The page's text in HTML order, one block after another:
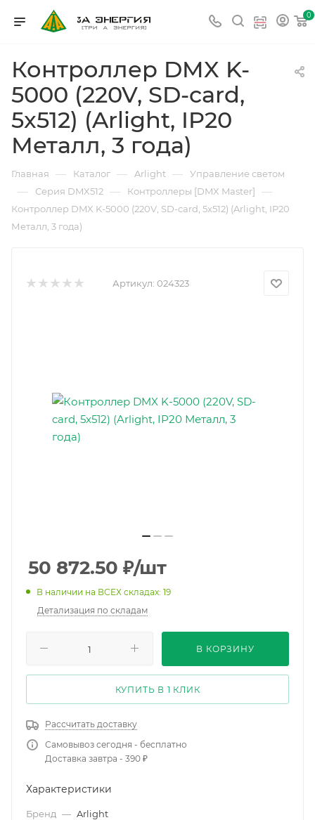
0
Контроллер DMX K-
5000 (220V, SD-card,
5x512) (Arlight, IP20
Металл, 3 года)
Главная — Каталог — Arlight — Управление светом
— Серия DMX512 — Контроллеры [DMX Master] —
Контроллер DMX K-5000 (220V, SD-card, 5x512) (Arlight, IP20
Металл, 3 года)
Артикул: 024323
50 872.50 ₽/шт
В наличии на ВСЕХ складах: 19
Детализация по складам
В КОРЗИНУ
КУПИТЬ В 1 КЛИК
Рассчитать доставку
Самовывоз сегодня - бесплатно
Доставка завтра - 390 ₽
Характеристики
Бренд — Arlight